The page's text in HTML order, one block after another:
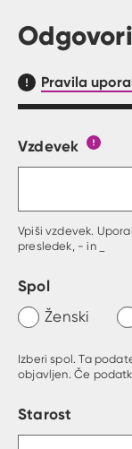
Odgovori
Pravila
Obrazec, kjer
Vzdevek
Vpiši vzdevek.
presledek, - in _
Spol
Ženski
Izberi spol. Ta
objavljen. Če
Starost